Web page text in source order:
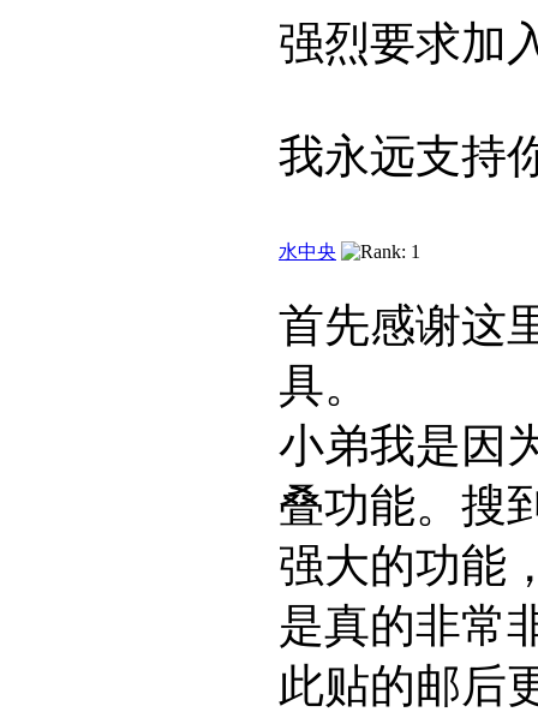
强烈要求加
我永远支持
水中央
首先感谢这
具。
小弟我是因
叠功能。搜
强大的功能
是真的非常
此贴的邮后